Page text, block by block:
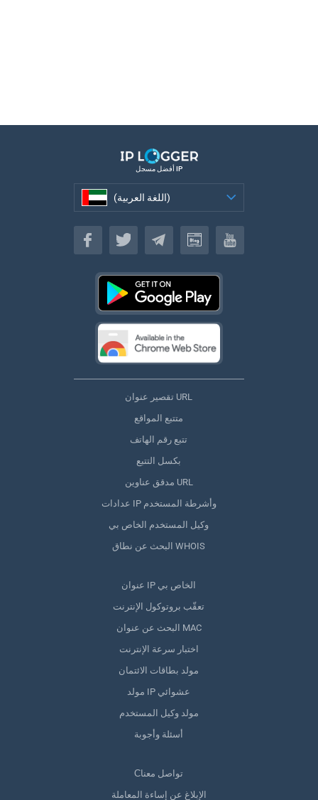
أفضل مسجل IP
(اللغة العربية)
(اللغة العربية)
تقصير عنوان URL
متتبع المواقع
تتبع رقم الهاتف
بكسل التتبع
مدقق عناوين URL
عدادات IP وأشرطة المستخدم
وكيل المستخدم الخاص بي
البحث عن نطاق WHOIS
عنوان IP الخاص بي
تعقّب بروتوكول الإنترنت
البحث عن عنوان MAC
اختبار سرعة الإنترنت
مولد بطاقات الائتمان
مولد IP عشوائي
مولد وكيل المستخدم
أسئلة وأجوبة
Сتواصل معنا
الإبلاغ عن إساءة المعاملة